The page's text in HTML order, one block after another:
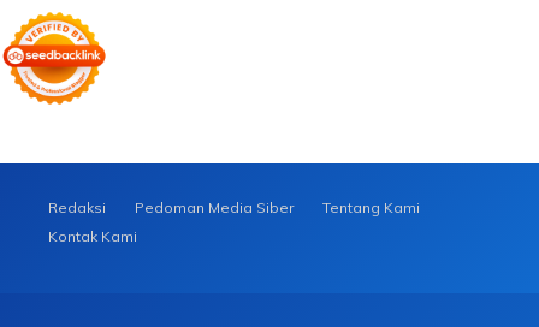
Redaksi Pedoman Media Siber
Tentang Kami
Kontak Kami